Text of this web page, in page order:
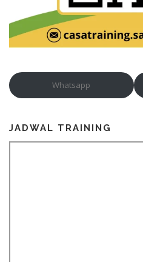
Whatsapp
JADWAL TRAINING